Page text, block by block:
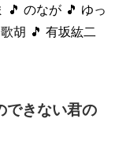
🎵 のなが 🎵 ゆっ
胡 🎵 有坂紘二
できない君の